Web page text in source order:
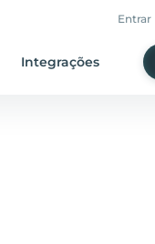
Entrar
Integrações